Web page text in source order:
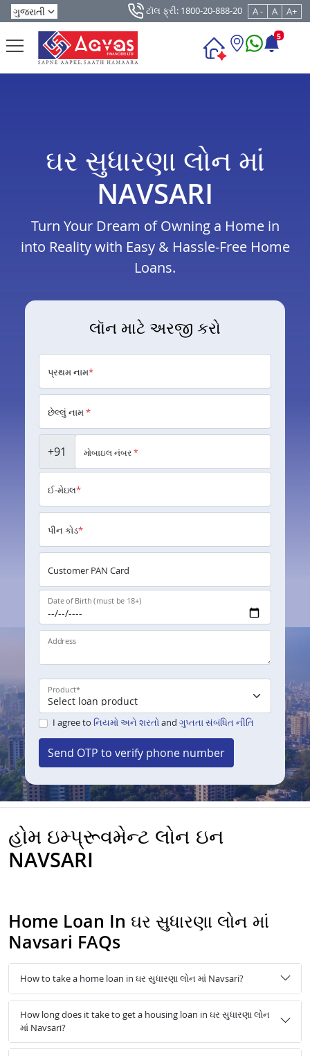
ટૉલ ફ્રી: 1800-20-888-20 A - A A+
5
ઘર સુધારણા લોન માં
NAVSARI
Turn Your Dream of Owning a Home in
into Reality with Easy & Hassle-Free Home
Loans.
લૉન માટે અરજી કરો
પ્રથમ નામ*
છેલ્લું નામ*
+91 મોબાઇલ નંબર*
ઈ-મેઇલ*
પીન કોડ*
Customer PAN Card
Date of Birth (must be 18+)
Address
Product*
I agree to નિયમો અને શરતોand ગુપ્તતા સંબંધિત નીતિ
Send OTP to verify phone number
હોમ ઇમ્પ્રૂવમેન્ટ લોન ઇન
NAVSARI
Home Loan In ઘર સુધારણા લોન માં
Navsari FAQs
How to take a home loan in ઘર સુધારણા લોન માં Navsari?
How long does it take to get a housing loan in ઘર સુધારણા લોન
માં Navsari?